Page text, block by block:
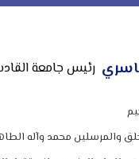
رئيس جامعة
والمرسلين محمد وآله